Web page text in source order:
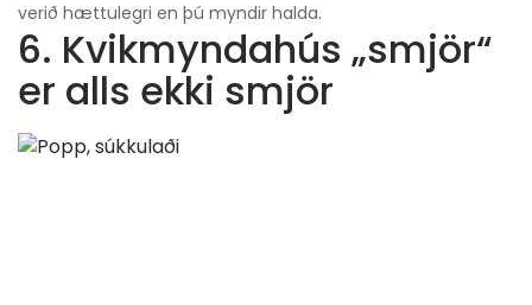
verið hættulegri en þú myndir halda.
6. Kvikmyndahús „smjör“
er alls ekki smjör